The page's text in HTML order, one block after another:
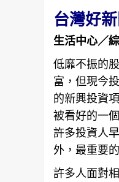
台灣好
生活中心／
低靡不振的
富，但現今
的新興投資
被看好的一
許多投資人
外，最重要
許多人面對